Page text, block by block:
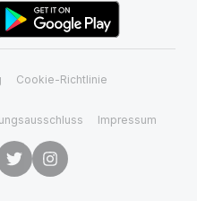
Cookie-Richtlinie
Impressum